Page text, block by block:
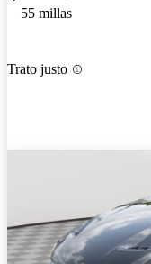
55 millas
Trato justo